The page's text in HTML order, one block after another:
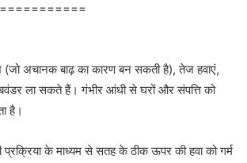
(जो अचानक बाढ़ का कारण बन सकती है), तेज हवाएं,
ला सकते हैं। गंभीर आंधी से घरों और संपत्ति को
है।
प्रक्रिया के माध्यम से सतह के ठीक ऊपर की हवा को गर्म